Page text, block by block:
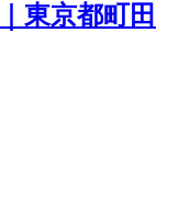
東京都町田